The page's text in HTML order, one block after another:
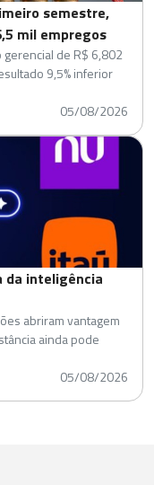
semestre,
mil empregos
de R$ 6,802
9,5% inferior
05/08/2026
da inteligência
abriram vantagem
ainda pode
05/08/2026